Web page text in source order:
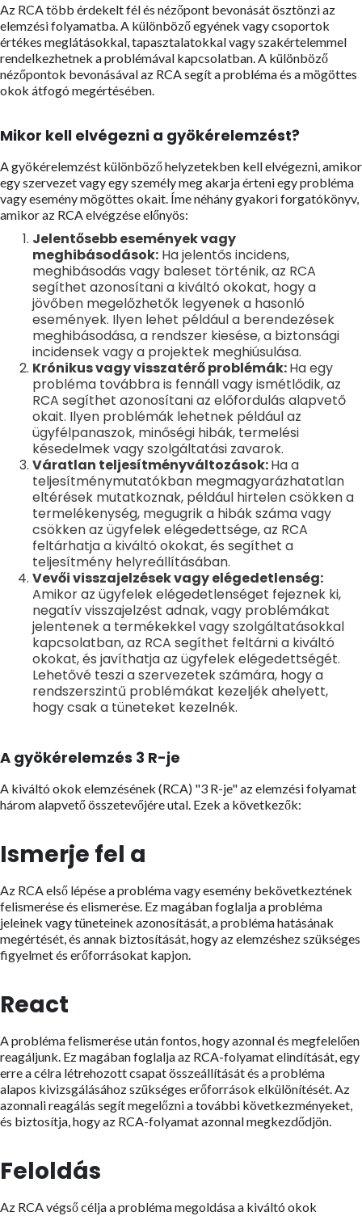
Az RCA több érdekelt fél és nézőpont bevonását ösztönzi az
elemzési folyamatba. A különböző egyének vagy csoportok
értékes meglátásokkal, tapasztalatokkal vagy szakértelemmel
rendelkezhetnek a problémával kapcsolatban. A különböző
nézőpontok bevonásával az RCA segít a probléma és a mögöttes
okok átfogó megértésében.
Mikor kell elvégezni a gyökérelemzést?
A gyökérelemzést különböző helyzetekben kell elvégezni, amikor
egy szervezet vagy egy személy meg akarja érteni egy probléma
vagy esemény mögöttes okait. Íme néhány gyakori forgatókönyv,
amikor az RCA elvégzése előnyös:
Jelentősebb események vagy
meghibásodások: Ha jelentős incidens,
meghibásodás vagy baleset történik, az RCA
segíthet azonosítani a kiváltó okokat, hogy a
jövőben megelőzhetők legyenek a hasonló
események. Ilyen lehet például a berendezések
meghibásodása, a rendszer kiesése, a biztonsági
incidensek vagy a projektek meghiúsulása.
Krónikus vagy visszatérő problémák:Ha egy
probléma továbbra is fennáll vagy ismétlődik, az
RCA segíthet azonosítani az előfordulás alapvető
okait. Ilyen problémák lehetnek például az
ügyfélpanaszok, minőségi hibák, termelési
késedelmek vagy szolgáltatási zavarok.
Váratlan teljesítményváltozások:Ha a
teljesítménymutatókban megmagyarázhatatlan
eltérések mutatkoznak, például hirtelen csökken a
termelékenység, megugrik a hibák száma vagy
csökken az ügyfelek elégedettsége, az RCA
feltárhatja a kiváltó okokat, és segíthet a
teljesítmény helyreállításában.
Vevői visszajelzések vagy elégedetlenség:
Amikor az ügyfelek elégedetlenséget fejeznek ki,
negatív visszajelzést adnak, vagy problémákat
jelentenek a termékekkel vagy szolgáltatásokkal
kapcsolatban, az RCA segíthet feltárni a kiváltó
okokat, és javíthatja az ügyfelek elégedettségét.
Lehetővé teszi a szervezetek számára, hogy a
rendszerszintű problémákat kezeljék ahelyett,
hogy csak a tüneteket kezelnék.
A gyökérelemzés 3 R-je
A kiváltó okok elemzésének (RCA) "3 R-je" az elemzési folyamat
három alapvető összetevőjére utal. Ezek a következők:
Ismerje fel a
Az RCA első lépése a probléma vagy esemény bekövetkeztének
felismerése és elismerése. Ez magában foglalja a probléma
jeleinek vagy tüneteinek azonosítását, a probléma hatásának
megértését, és annak biztosítását, hogy az elemzéshez szükséges
figyelmet és erőforrásokat kapjon.
React
A probléma felismerése után fontos, hogy azonnal és megfelelően
reagáljunk. Ez magában foglalja az RCA-folyamat elindítását, egy
erre a célra létrehozott csapat összeállítását és a probléma
alapos kivizsgálásához szükséges erőforrások elkülönítését. Az
azonnali reagálás segít megelőzni a további következményeket,
és biztosítja, hogy az RCA-folyamat azonnal megkezdődjön.
Feloldás
Az RCA végső célja a probléma megoldása a kiváltó okok